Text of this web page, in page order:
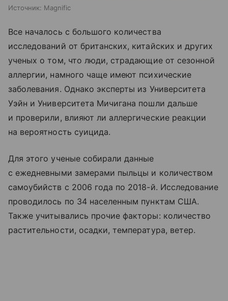
Источник: Magnific
Все началось с большого количества
исследований от британских, китайских и других
ученых о том, что люди, страдающие от сезонной
аллергии, намного чаще имеют психические
заболевания. Однако эксперты из Университета
Уэйн и Университета Мичигана пошли дальше
и проверили, влияют ли аллергические реакции
на вероятность суицида.
Для этого ученые собирали данные
с ежедневными замерами пыльцы и количеством
самоубийств с 2006 года по 2018-й. Исследование
проводилось по 34 населенным пунктам США.
Также учитывались прочие факторы: количество
растительности, осадки, температура, ветер.